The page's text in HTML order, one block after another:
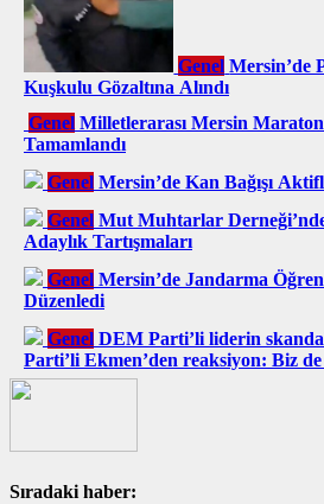
Genel Mersin’de
Kuşkulu Gözaltına Alındı
Genel Milletlerarası Mersin
Tamamlandı
Genel Mersin’de Kan Bağışı
Genel Mut Muhtarlar
Adaylık Tartışmaları
Genel Mersin’de Jandarma
Düzenledi
Genel DEM Parti’li liderin skandal
Parti’li Ekmen’den reaksiyon: Biz
Sıradaki haber: